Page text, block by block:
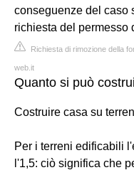
conseguenze del caso
richiesta del permesso
Richiesta di rimozione della
web.it
Quanto si può
Costruire casa su
Per i terreni edificabili
l'1,5: ciò significa che